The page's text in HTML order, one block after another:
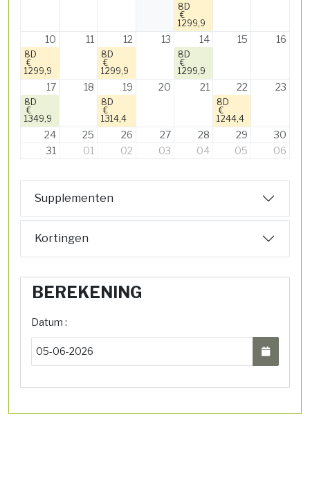
8D
€
1299,9
10
8D
€
1299,9
11 12
8D
€
1299,9
13 14
8D
€
1299,9
15 16
17
8D
€
1349,9
18 19
8D
€
1314,4
20 21 22
8D
€
1244,4
23
24 25 26 27 28 29
30
31
01 02 03 04 05 06
Supplementen
Kortingen
BEREKENING
Datum :